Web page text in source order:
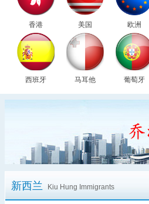
香港 美国 欧洲
西班牙 马耳他 葡萄牙
新西兰 Kiu Hung Immigrants